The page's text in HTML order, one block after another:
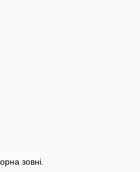
зовні.